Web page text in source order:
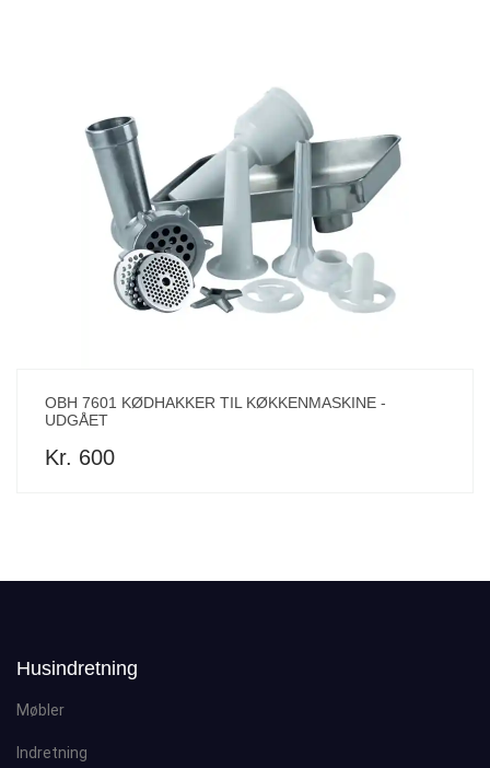
OBH 7601 KØDHAKKER TIL KØKKENMASKINE -
UDGÅET
Kr. 600
Husindretning
Møbler
Indretning